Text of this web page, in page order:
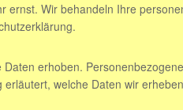
Wir behandeln Ihre
erhoben.
welche Daten wir